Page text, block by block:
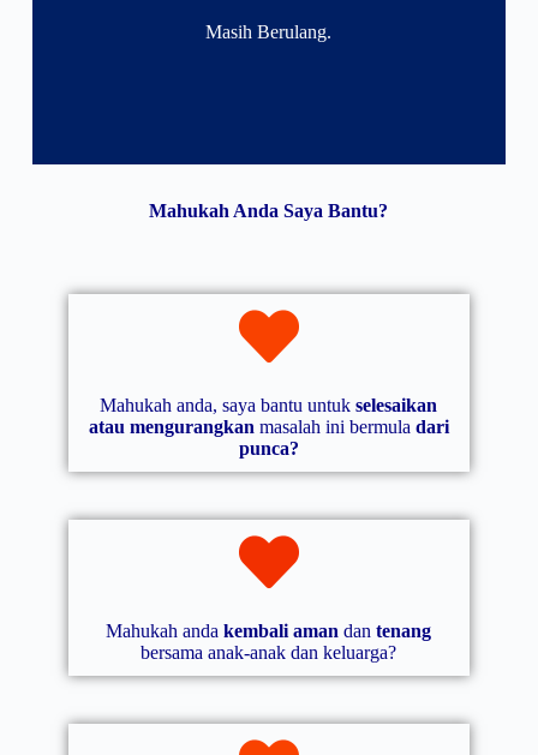
Masih Berulang.
Mahukah Anda Saya Bantu?
Mahukah anda, saya bantu untukselesaikan
atau mengurangkan masalah ini bermula dari
punca?
Mahukah andakembali aman dantenang
bersama anak-anak dan keluarga?